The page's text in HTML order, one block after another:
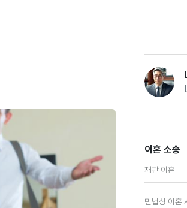
이혼 소송
재판 이혼
민법상 이혼